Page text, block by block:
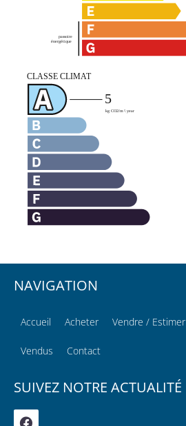
NAVIGATION
Accueil Acheter Vendre / Estimer
Vendus Contact
SUIVEZ NOTRE ACTUALITÉ